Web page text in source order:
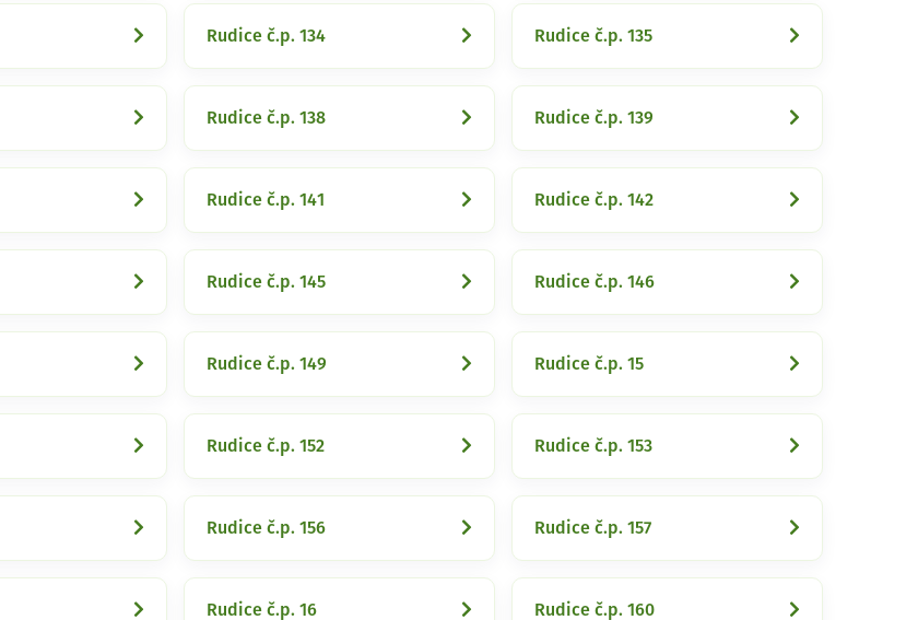
Rudice č.p. 134 Rudice č.p. 135
Rudice č.p. 138 Rudice č.p. 139
Rudice č.p. 141 Rudice č.p. 142
Rudice č.p. 145 Rudice č.p. 146
Rudice č.p. 149 Rudice č.p. 15
Rudice č.p. 152 Rudice č.p. 153
Rudice č.p. 156 Rudice č.p. 157
Rudice č.p. 16 Rudice č.p. 160